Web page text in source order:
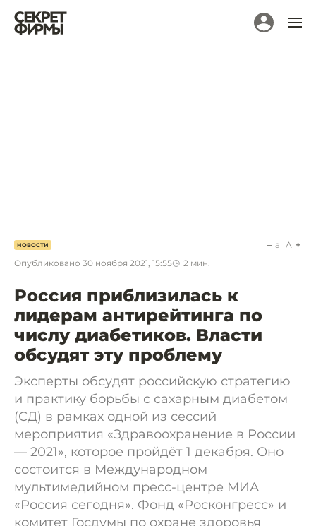
НОВОСТИ
Опубликовано 30 ноября 2021, 15:55 2 мин.
a A
Россия приблизилась к
лидерам антирейтинга по
числу диабетиков. Власти
обсудят эту проблему
Эксперты обсудят российскую стратегию
и практику борьбы с сахарным диабетом
(СД) в рамках одной из сессий
мероприятия «Здравоохранение в России
— 2021», которое пройдёт 1 декабря. Оно
состоится в Международном
мультимедийном пресс-центре МИА
«Россия сегодня». Фонд «Росконгресс» и
комитет Госдумы по охране здоровья